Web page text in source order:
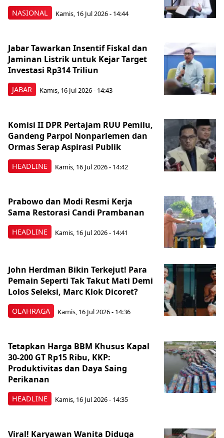
NASIONAL Kamis, 16 Jul 2026 - 14:44
JABAR
Jabar Tawarkan Insentif Fiskal dan
Jaminan Listrik untuk Kejar Target
Investasi Rp314 Triliun
Kamis, 16 Jul 2026 - 14:43
HEADLINE
Komisi II DPR Pertajam RUU Pemilu,
Gandeng Parpol Nonparlemen dan
Ormas Serap Aspirasi Publik
Kamis, 16 Jul 2026 - 14:42
HEADLINE
Prabowo dan Modi Resmi Kerja
Sama Restorasi Candi Prambanan
Kamis, 16 Jul 2026 - 14:41
OLAHRAGA
John Herdman Bikin Terkejut! Para
Pemain Seperti Tak Takut Mati Demi
Lolos Seleksi, Marc Klok Dicoret?
Kamis, 16 Jul 2026 - 14:36
HEADLINE
Tetapkan Harga BBM Khusus Kapal
30-200 GT Rp15 Ribu, KKP:
Produktivitas dan Daya Saing
Perikanan
Kamis, 16 Jul 2026 - 14:35
Viral! Karyawan Wanita Diduga